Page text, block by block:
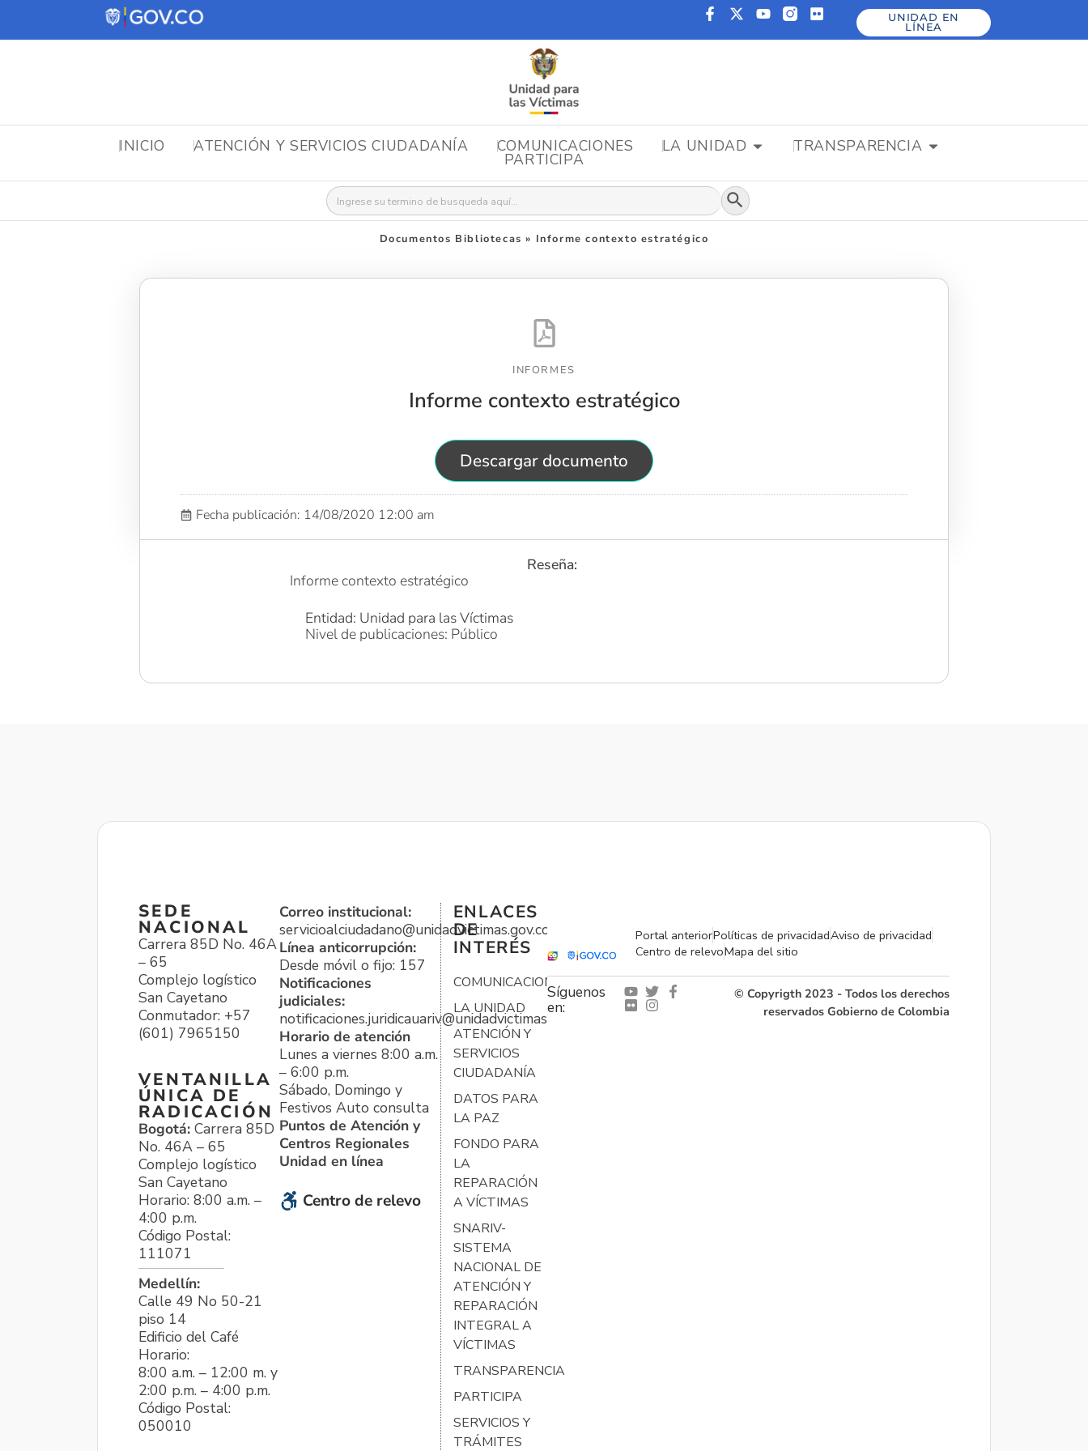
UNIDAD EN
LÍNEA
INICIO ATENCIÓN Y SERVICIOS CIUDADANÍA COMUNICACIONES LA UNIDAD TRANSPARENCIA
PARTICIPA
Buscar: Botón de búsqueda
Documentos Bibliotecas » Informe contexto estratégico
INFORMES
Informe contexto estratégico
Descargar documento
Fecha publicación: 14/08/2020 12:00 am
Reseña:
Informe contexto estratégico
Entidad: Unidad para las Víctimas
Nivel de publicaciones: Público
SEDE
NACIONAL
Carrera 85D No. 46A
– 65
Complejo logístico
San Cayetano
Conmutador: +57
(601) 7965150
VENTANILLA
ÚNICA DE
RADICACIÓN
Bogotá: Carrera 85D
No. 46A – 65
Complejo logístico
San Cayetano
Horario: 8:00 a.m. –
4:00 p.m.
Código Postal:
111071
Medellín:
Calle 49 No 50-21
piso 14
Edificio del Café
Horario:
8:00 a.m. – 12:00 m. y
2:00 p.m. – 4:00 p.m.
Código Postal:
050010
Correo institucional:
servicioalciudadano@unidadvictimas.gov.co
Línea anticorrupción:
Desde móvil o fijo: 157
Notificaciones
judiciales:
notificaciones.juridicauariv@unidadvictimas.gov.co
Horario de atención
Lunes a viernes 8:00 a.m.
– 6:00 p.m.
Sábado, Domingo y
Festivos Auto consulta
Puntos de Atención y
Centros Regionales
Unidad en línea
Centro de relevo
ENLACES
DE
INTERÉS
COMUNICACIONES
LA UNIDAD
ATENCIÓN Y
SERVICIOS
CIUDADANÍA
DATOS PARA
LA PAZ
FONDO PARA
LA
REPARACIÓN
A VÍCTIMAS
SNARIV-
SISTEMA
NACIONAL DE
ATENCIÓN Y
REPARACIÓN
INTEGRAL A
VÍCTIMAS
TRANSPARENCIA
PARTICIPA
SERVICIOS Y
TRÁMITES
Portal anteriorPolíticas de privacidadAviso de privacidad
Centro de relevoMapa del sitio
Síguenos
en:
© Copyrigth 2023 - Todos los derechos
reservados Gobierno de Colombia